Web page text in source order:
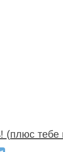
(плюс тебе